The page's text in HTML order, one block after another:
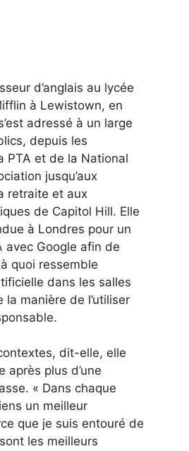
d’anglais au lycée
à Lewistown, en
adressé à un large
depuis les
PTA et de la National
jusqu’aux
retraite et aux
de Capitol Hill. Elle
à Londres pour un
avec Google afin de
quoi ressemble
dans les salles
la manière de l’utiliser
dit-elle, elle
après plus d’une
« Dans chaque
un meilleur
que je suis entouré de
les meilleurs